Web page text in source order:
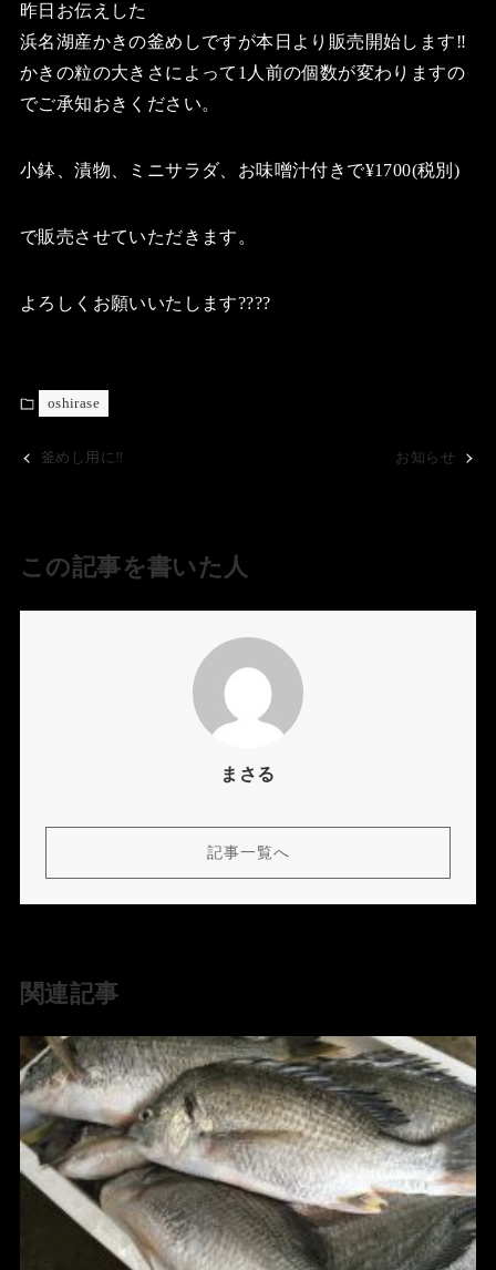
昨日お伝えした
浜名湖産かきの釜めしですが本日より販売開始します‼️
かきの粒の大きさによって1人前の個数が変わりますの
でご承知おきください。
小鉢、漬物、ミニサラダ、お味噌汁付きで¥1700(税別)
で販売させていただきます。
よろしくお願いいたします????
oshirase
釜めし用に‼️ お知らせ
この記事を書いた人
まさる
記事一覧へ
関連記事